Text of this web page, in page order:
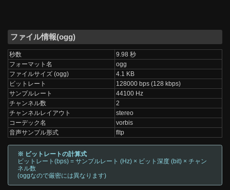
ファイル情報(ogg)
秒数
9.98 秒
フォーマット名
ogg
ファイルサイズ (ogg)
4.1 KB
ビットレート
128000 bps (128 kbps)
サンプルレート
44100 Hz
チャンネル数
2
チャンネルレイアウト
stereo
コーデック名
vorbis
音声サンプル形式
fltp
※ ビットレートの計算式
ビットレート(bps) = サンプルレート (Hz) × ビット深度 (bit) × チャン
ネル数
(oggなので厳密には異なります)